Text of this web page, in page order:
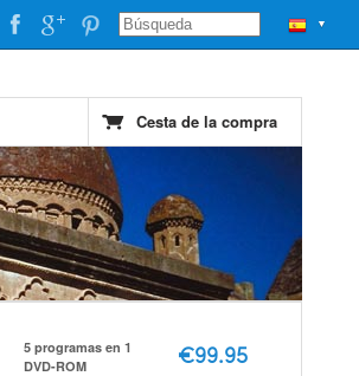
▼
Cesta de la compra
5 programas en 1
DVD-ROM
€99.95